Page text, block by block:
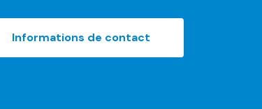
Informations de contact